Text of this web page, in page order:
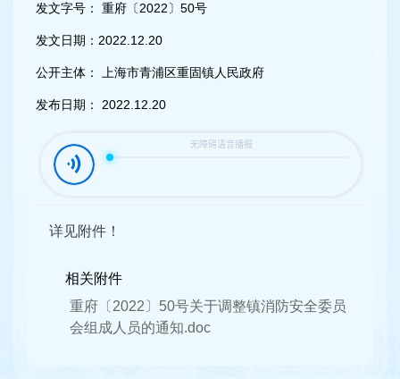
发文字号： 重府〔2022〕50号
发文日期： 2022.12.20
公开主体： 上海市青浦区重固镇人民政府
发布日期： 2022.12.20
详见附件！
相关附件
重府〔2022〕50号关于调整镇消防安全委员
会组成人员的通知.doc